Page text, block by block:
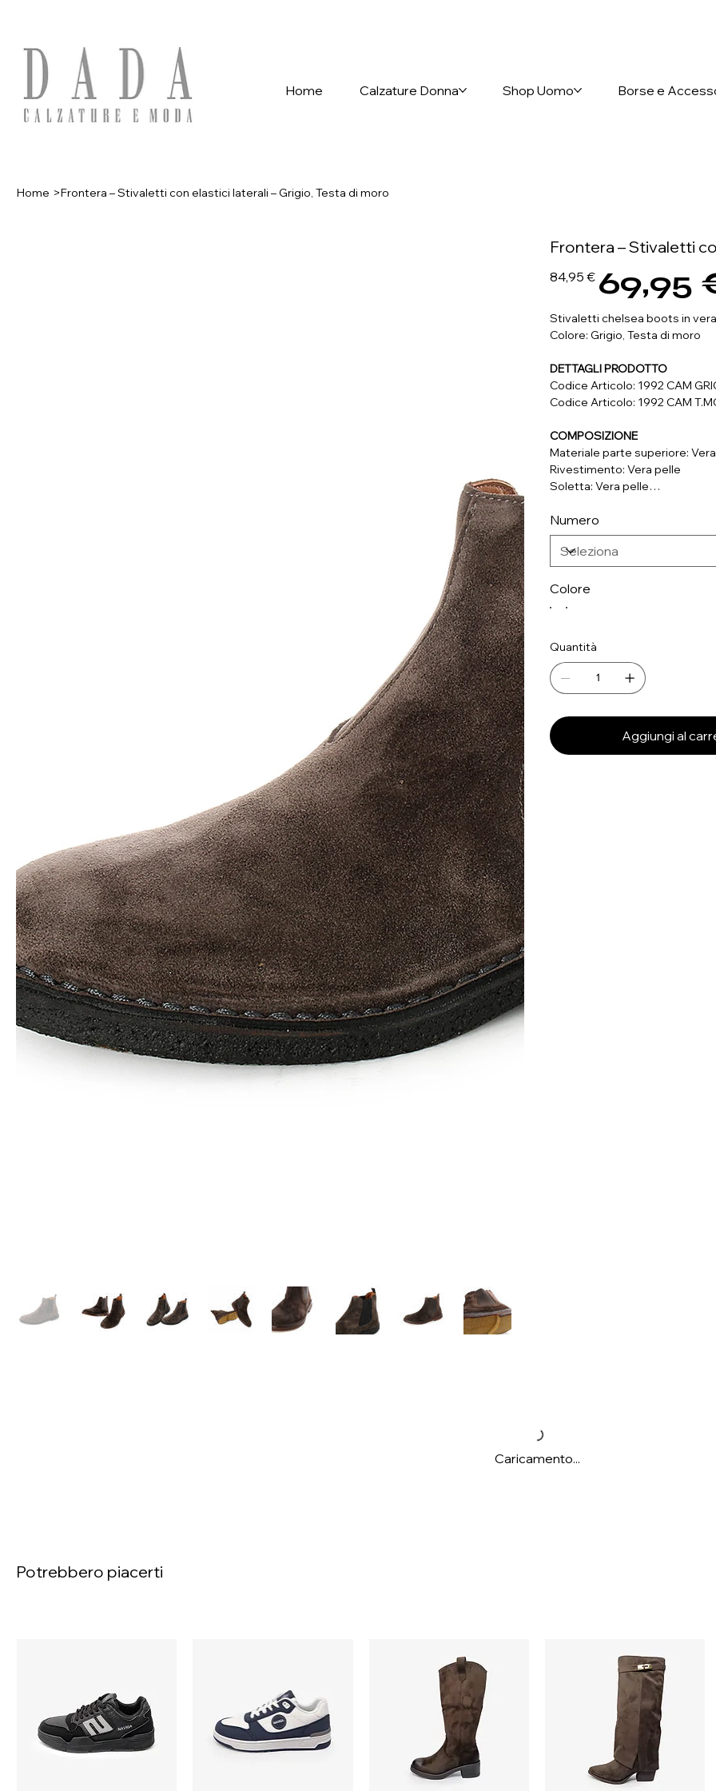
Home Calzature Donna Shop Uomo Borse e
Home >Frontera – Stivaletti con elastici laterali – Grigio, Testa di moro
Frontera – Stivaletti
Prezzo
originale
84,95 €
scontato
69,95
Stivaletti chelsea boots in
Colore: Grigio, Testa di moro
DETTAGLI PRODOTTO
Codice Articolo: 1992 CAM
Codice Articolo: 1992 CAM
COMPOSIZIONE
Materiale parte superiore:
Rivestimento: Vera pelle
Soletta: Vera pelle
Numero
Colore
Quantità
Aggiungi al
Caricamento...
Potrebbero piacerti